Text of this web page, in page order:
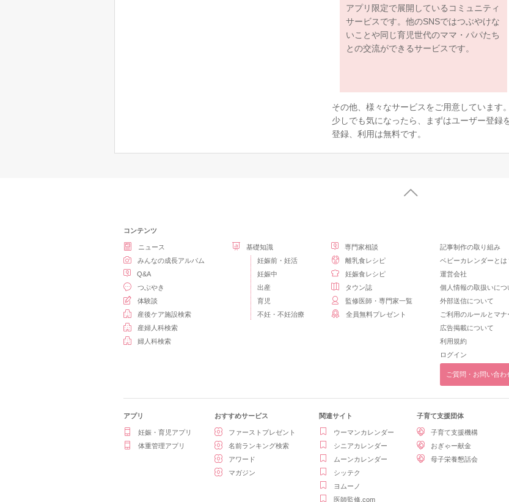
アプリ限定で展開しているコミュニティ
サービスです。他のSNSではつぶやけな
いことや同じ育児世代のママ・パパたち
との交流ができるサービスです。
その他、様々なサービスをご用意しています。
少しでも気になったら、まずはユーザー登録
登録、利用は無料です。
コンテンツ
ニュース
みんなの成長アルバム
Q&A
つぶやき
体験談
産後ケア施設検索
産婦人科検索
婦人科検索
基礎知識
妊娠前・妊活
妊娠中
出産
育児
不妊・不妊治療
専門家相談
離乳食レシピ
妊娠食レシピ
タウン誌
監修医師・専門家一覧
全員無料プレゼント
記事制作の取り組み
ベビーカレンダーとは
運営会社
個人情報の取扱いにつ
外部送信について
ご利用のルールとマナ
広告掲載について
利用規約
ログイン
ご質問・お問い合わ
アプリ
妊娠・育児アプリ
体重管理アプリ
おすすめサービス
ファーストプレゼント
名前ランキング検索
アワード
マガジン
関連サイト
ウーマンカレンダー
シニアカレンダー
ムーンカレンダー
シッテク
ヨムーノ
医師監修.com
子育て支援団体
子育て支援機構
おぎゃー献金
母子栄養懇話会